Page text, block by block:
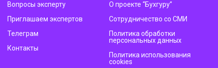
Вопросы эксперту
Приглашаем экспертов
Телеграм
Контакты
О проекте “Бухгуру”
Сотрудничество со СМИ
Политика обработки
персональных данных
Политика использования
cookies